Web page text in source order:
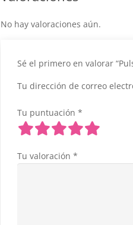
No hay valoraciones aún.
Sé el primero en valorar
Tu dirección de correo
Tu puntuación *
Tu valoración *